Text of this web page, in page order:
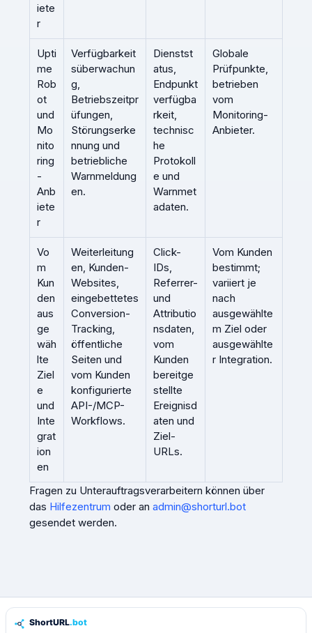
iete
r
Upti
me
Rob
ot
und
Mo
nito
ring
-
Anb
iete
r
Verfügbarkeit
süberwachun
g,
Betriebszeitpr
üfungen,
Störungserke
nnung und
betriebliche
Warnmeldung
en.
Dienstst
atus,
Endpunkt
verfügba
rkeit,
technisc
he
Protokoll
e und
Warnmet
adaten.
Globale
Prüfpunkte,
betrieben
vom
Monitoring-
Anbieter.
Vo
m
Kun
den
aus
ge
wäh
lte
Ziel
e
und
Inte
grat
ion
en
Weiterleitung
en, Kunden-
Websites,
eingebettetes
Conversion-
Tracking,
öffentliche
Seiten und
vom Kunden
konfigurierte
API-/MCP-
Workflows.
Click-
IDs,
Referrer-
und
Attributio
nsdaten,
vom
Kunden
bereitge
stellte
Ereignisd
aten und
Ziel-
URLs.
Vom Kunden
bestimmt;
variiert je
nach
ausgewählte
m Ziel oder
ausgewählte
r Integration.
Fragen zu Unterauftragsverarbeitern können über
das Hilfezentrum oder an admin@shorturl.bot
gesendet werden.